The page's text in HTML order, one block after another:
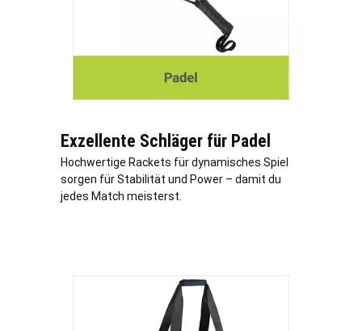
Exzellente Schläger für Padel
Hochwertige Rackets für dynamisches Spiel
sorgen für Stabilität und Power – damit du
jedes Match meisterst.